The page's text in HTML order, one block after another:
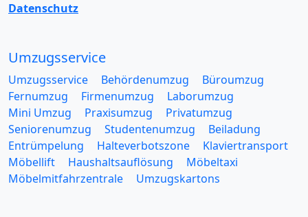
Datenschutz
Umzugsservice
Umzugsservice Behördenumzug
Büroumzug
Fernumzug
Firmenumzug
Laborumzug
Mini Umzug
Praxisumzug
Privatumzug
Seniorenumzug
Studentenumzug
Beiladung
Entrümpelung
Halteverbotszone
Klaviertransport
Möbellift
Haushaltsauflösung
Möbeltaxi
Möbelmitfahrzentrale
Umzugskartons